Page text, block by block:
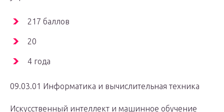
217 баллов
20
4 года
09.03.01 Информатика и вычислительная техника
Искусственный интеллект и машинное обучение